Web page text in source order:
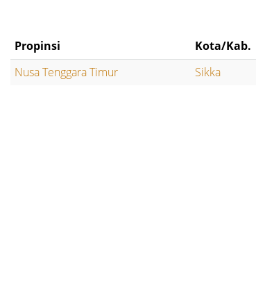
Propinsi Kota/Kab.
Nusa Tenggara Timur
Sikka